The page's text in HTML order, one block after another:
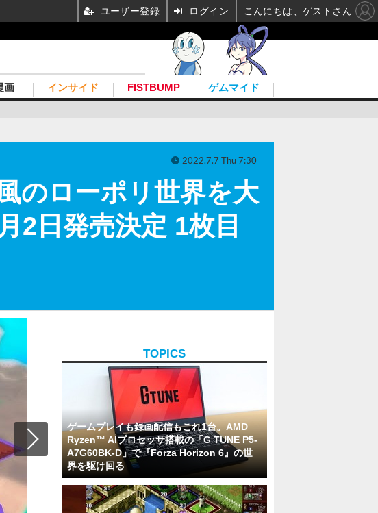
画 インサイド FISTBUMP ゲムマイド
のローポリ世界を大
2日発売決定 1枚目
2022.7.7 Thu 7:30
TOPICS
ゲームプレイも録画配信もこれ1台。AMD
Ryzen™ AIプロセッサ搭載の「G TUNE P5-
A7G60BK-D」で『Forza Horizon 6』の世
界を駆け回る
ユーザー登録 ログイン こんにちは、ゲストさん